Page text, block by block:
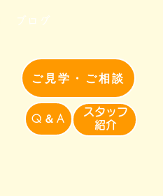
ご見学・ご相談
Q＆A
​スタッフ
紹介​
ブログ